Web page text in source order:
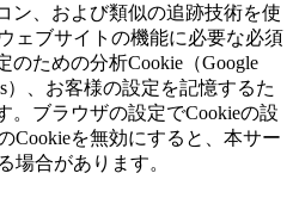
ン、および類似の追跡技術を使
ェブサイトの機能に必要な必須
のための分析Cookie（Google
）、お客様の設定を記憶するた
。ブラウザの設定でCookieの設
Cookieを無効にすると、本サー
場合があります。